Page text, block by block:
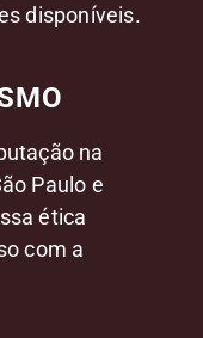
disponíveis.
na
Paulo e
ética
com a